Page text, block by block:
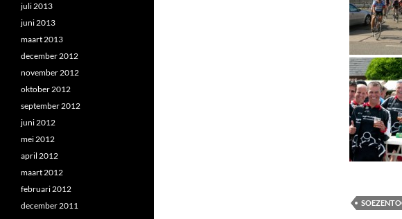
juli 2013
juni 2013
maart 2013
december 2012
november 2012
oktober 2012
september 2012
juni 2012
mei 2012
april 2012
maart 2012
februari 2012
december 2011